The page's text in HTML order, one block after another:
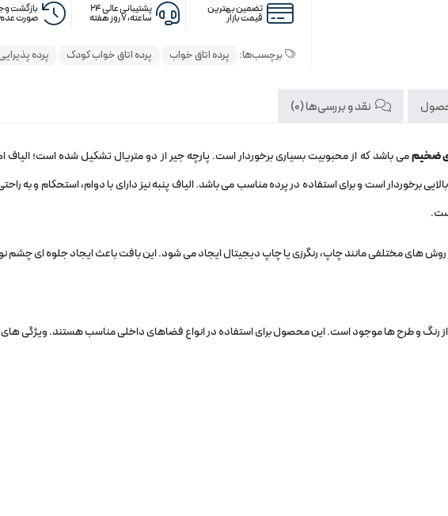
تضمین بهترین
قیمت بازار
پشتیبانی عالی ۲۴
ساعته، ۷ روز هفته
بازگشت
صورت
برچسب‌ها: پرده اتاق خواب پرده اتاق خواب کودک پرده
نقد و بررسی‌ها (0)
ضخیممی باشد که از محبوبیت بسیاری برخوردار است. پارچه جیر از دو متریال تشکیل شده است؛ الیاف
برخوردار است و برای استفاده در پرده مناسب می باشد. الیاف پنبه نیز دارای با دوام، استحکام و
روش های مختلفی مانند چاپ، رنگرزی یا چاپ دیجیتال ایجاد می شود. این بافت باعث ایجاد جلوه ای چشم
از رنگ و طرح ها موجود است. این محصول برای استفاده در انواع فضاهای داخلی مناسب هستند. ویژگی